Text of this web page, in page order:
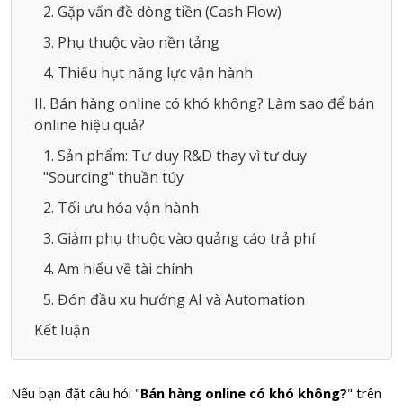
2. Gặp vấn đề dòng tiền (Cash Flow)
3. Phụ thuộc vào nền tảng
4. Thiếu hụt năng lực vận hành
II. Bán hàng online có khó không? Làm sao để bán
online hiệu quả?
1. Sản phẩm: Tư duy R&D thay vì tư duy
"Sourcing" thuần túy
2. Tối ưu hóa vận hành
3. Giảm phụ thuộc vào quảng cáo trả phí
4. Am hiểu về tài chính
5. Đón đầu xu hướng AI và Automation
Kết luận
Nếu bạn đặt câu hỏi "Bán hàng online có khó không?" trên